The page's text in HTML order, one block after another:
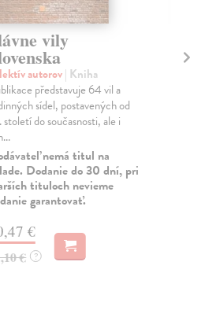
vily
autorov| Kniha
představuje 64 vil a
sídel, postavených od
století do současnosti, ale i
nemá titul na
Dodanie do 30 dní, pri
tituloch nevieme
garantovať.
€
€ ?